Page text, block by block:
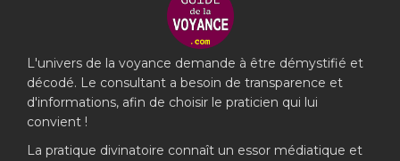
L'univers de la voyance demande à être démystifié et
décodé. Le consultant a besoin de transparence et
d'informations, afin de choisir le praticien qui lui
convient !
La pratique divinatoire connaît un essor médiatique et